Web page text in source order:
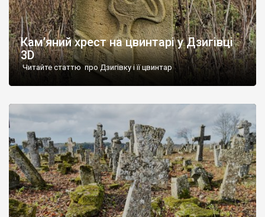
Кам’яний хрест на цвинтарі у Дзигівці
3D
Читайте статтю про Дзигівку і її цвинтар